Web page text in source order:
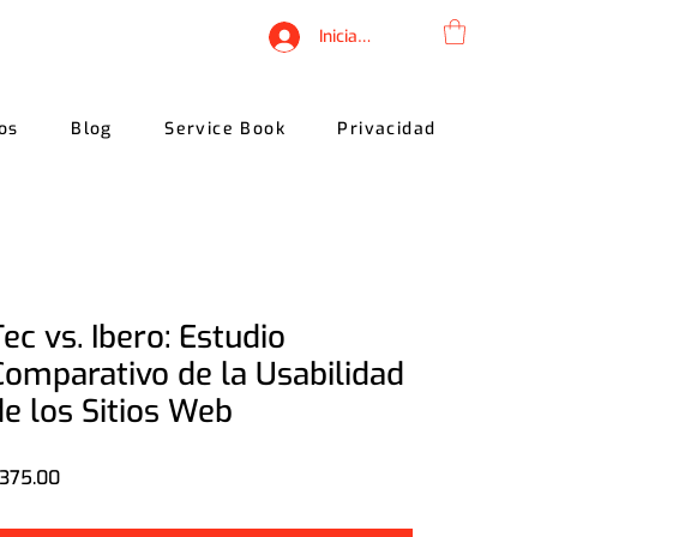
Iniciar sesión
Blog Service Book Privacidad
vs. Ibero: Estudio
de la Usabilidad
los Sitios Web
Precio